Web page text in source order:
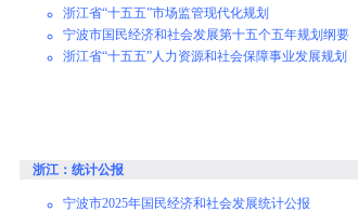
浙江省“十五五”市场监管现代化规划
宁波市国民经济和社会发展第十五个五年规划纲要
浙江省“十五五”人力资源和社会保障事业发展规划
浙江：统计公报
宁波市2025年国民经济和社会发展统计公报